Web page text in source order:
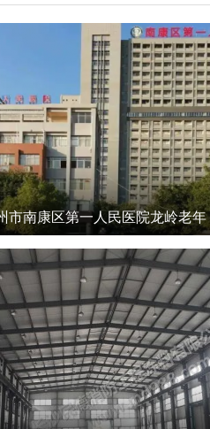
市南康区第一人民医院龙岭老年
中心建设工程钢结构项目钢结构
防腐工程